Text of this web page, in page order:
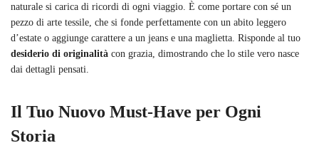
naturale si carica di ricordi di ogni viaggio. È come portare con sé un
pezzo di arte tessile, che si fonde perfettamente con un abito leggero
d’estate o aggiunge carattere a un jeans e una maglietta. Risponde al tuo
desiderio di originalità con grazia, dimostrando che lo stile vero nasce
dai dettagli pensati.
Il Tuo Nuovo Must-Have per Ogni
Storia